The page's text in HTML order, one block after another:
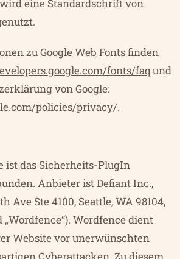
eine Standardschrift von
zu Google Web Fonts finden
fonts/faqund
von Google:
policies/privacy/.
ist das Sicherheits-PlugIn
Anbieter ist Defiant Inc.,
Ave Ste 4100, Seattle, WA 98104,
Wordfence dient
Website vor unerwünschten